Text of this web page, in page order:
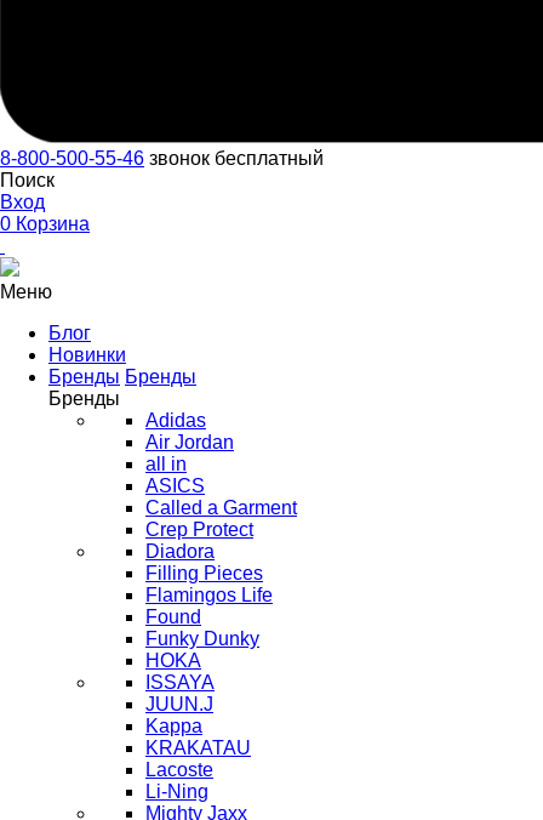
8-800-500-55-46 звонок бесплатный
Поиск
Вход
0 Корзина
Меню
Блог
Новинки
Бренды Бренды
Бренды
Adidas
Air Jordan
all in
ASICS
Called a Garment
Crep Protect
Diadora
Filling Pieces
Flamingos Life
Found
Funky Dunky
HOKA
ISSAYA
JUUN.J
Kappa
KRAKATAU
Lacoste
Li-Ning
Mighty Jaxx